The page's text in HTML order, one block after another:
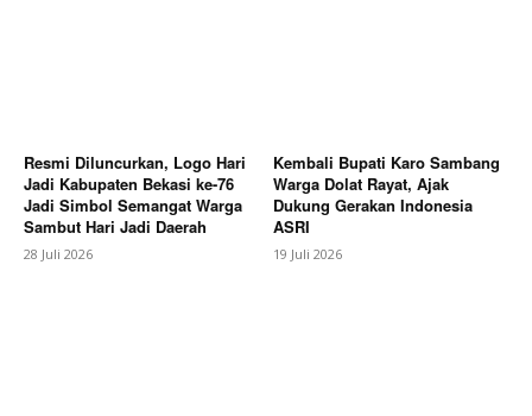
About
Contact us
Resmi Diluncurkan, Logo Hari
Jadi Kabupaten Bekasi ke-76
Jadi Simbol Semangat Warga
Sambut Hari Jadi Daerah
28 Juli 2026
Kembali Bupati Karo Sambang
Warga Dolat Rayat, Ajak
Dukung Gerakan Indonesia
ASRI
19 Juli 2026